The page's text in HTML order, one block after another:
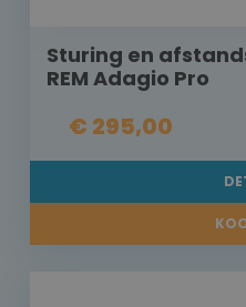
Sturing en
REM Adagio Pro
€ 295,00